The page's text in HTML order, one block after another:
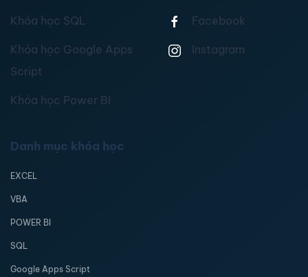
Khóa học SQL
Khóa học Google Apps
Script
Khóa học Power BI
Facebook
Instagram
Danh mục khóa học
EXCEL
VBA
POWER BI
SQL
Google Apps Script